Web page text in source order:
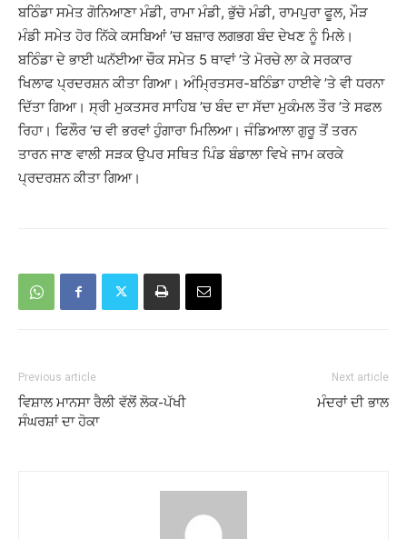
ਬਠਿੰਡਾ ਸਮੇਤ ਗੋਨਿਆਣਾ ਮੰਡੀ, ਰਾਮਾ ਮੰਡੀ, ਭੁੱਚੋ ਮੰਡੀ, ਰਾਮਪੁਰਾ ਫੂਲ, ਮੌੜ
ਮੰਡੀ ਸਮੇਤ ਹੋਰ ਨਿੱਕੇ ਕਸਬਿਆਂ ’ਚ ਬਜ਼ਾਰ ਲਗਭਗ ਬੰਦ ਦੇਖਣ ਨੂੰ ਮਿਲੇ।
ਬਠਿੰਡਾ ਦੇ ਭਾਈ ਘਨੱਈਆ ਚੌਕ ਸਮੇਤ 5 ਥਾਵਾਂ ’ਤੇ ਮੋਰਚੇ ਲਾ ਕੇ ਸਰਕਾਰ
ਖਿਲਾਫ ਪ੍ਰਦਰਸ਼ਨ ਕੀਤਾ ਗਿਆ। ਅੰਮਿ੍ਰਤਸਰ-ਬਠਿੰਡਾ ਹਾਈਵੇ ’ਤੇ ਵੀ ਧਰਨਾ
ਦਿੱਤਾ ਗਿਆ। ਸ੍ਰੀ ਮੁਕਤਸਰ ਸਾਹਿਬ ’ਚ ਬੰਦ ਦਾ ਸੱਦਾ ਮੁਕੰਮਲ ਤੌਰ ’ਤੇ ਸਫਲ
ਰਿਹਾ। ਫਿਲੌਰ ’ਚ ਵੀ ਭਰਵਾਂ ਹੁੰਗਾਰਾ ਮਿਲਿਆ। ਜੰਡਿਆਲਾ ਗੁਰੂ ਤੋਂ ਤਰਨ
ਤਾਰਨ ਜਾਣ ਵਾਲੀ ਸੜਕ ਉਪਰ ਸਥਿਤ ਪਿੰਡ ਬੰਡਾਲਾ ਵਿਖੇ ਜਾਮ ਕਰਕੇ
ਪ੍ਰਦਰਸ਼ਨ ਕੀਤਾ ਗਿਆ।
Previous article
ਵਿਸ਼ਾਲ ਮਾਨਸਾ ਰੈਲੀ ਵੱਲੋਂ ਲੋਕ-ਪੱਖੀ
ਸੰਘਰਸ਼ਾਂ ਦਾ ਹੋਕਾ
Next article
ਮੰਦਰਾਂ ਦੀ ਭਾਲ